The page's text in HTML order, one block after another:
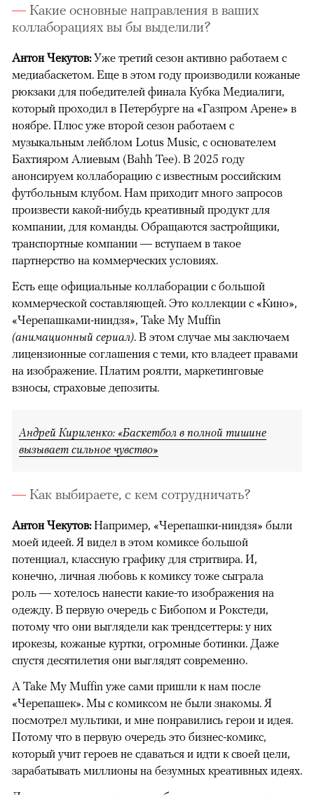
Какие основные направления в ваших
коллаборациях вы бы выделили?
Антон Чекутов:Уже третий сезон активно работаем с
медиабаскетом. Еще в этом году производили кожаные
рюкзаки для победителей финала Кубка Медиалиги,
который проходил в Петербурге на «Газпром Арене» в
ноябре. Плюс уже второй сезон работаем с
музыкальным лейблом Lotus Music, с основателем
Бахтияром Алиевым (Bahh Tee). В 2025 году
анонсируем коллаборацию с известным российским
футбольным клубом. Нам приходит много запросов
произвести какой-нибудь креативный продукт для
компании, для команды. Обращаются застройщики,
транспортные компании — вступаем в такое
партнерство на коммерческих условиях.
Есть еще официальные коллаборации с большой
коммерческой составляющей. Это коллекции с «Кино»,
«Черепашками-ниндзя», Take My Muffin
(анимационный сериал). В этом случае мы заключаем
лицензионные соглашения с теми, кто владеет правами
на изображение. Платим роялти, маркетинговые
взносы, страховые депозиты.
Андрей Кириленко: «Баскетбол в полной тишине
вызывает сильное чувство»
Как выбираете, с кем сотрудничать?
Антон Чекутов:Например, «Черепашки-ниндзя» были
моей идеей. Я видел в этом комиксе большой
потенциал, классную графику для стритвира. И,
конечно, личная любовь к комиксу тоже сыграла
роль — хотелось нанести какие-то изображения на
одежду. В первую очередь с Бибопом и Рокстеди,
потому что они выглядели как трендсеттеры: у них
ирокезы, кожаные куртки, огромные ботинки. Даже
спустя десятилетия они выглядят современно.
А Take My Muffin уже сами пришли к нам после
«Черепашек». Мы с комиксом не были знакомы. Я
посмотрел мультики, и мне понравились герои и идея.
Потому что в первую очередь это бизнес-комикс,
который учит героев не сдаваться и идти к своей цели,
зарабатывать миллионы на безумных креативных идеях.